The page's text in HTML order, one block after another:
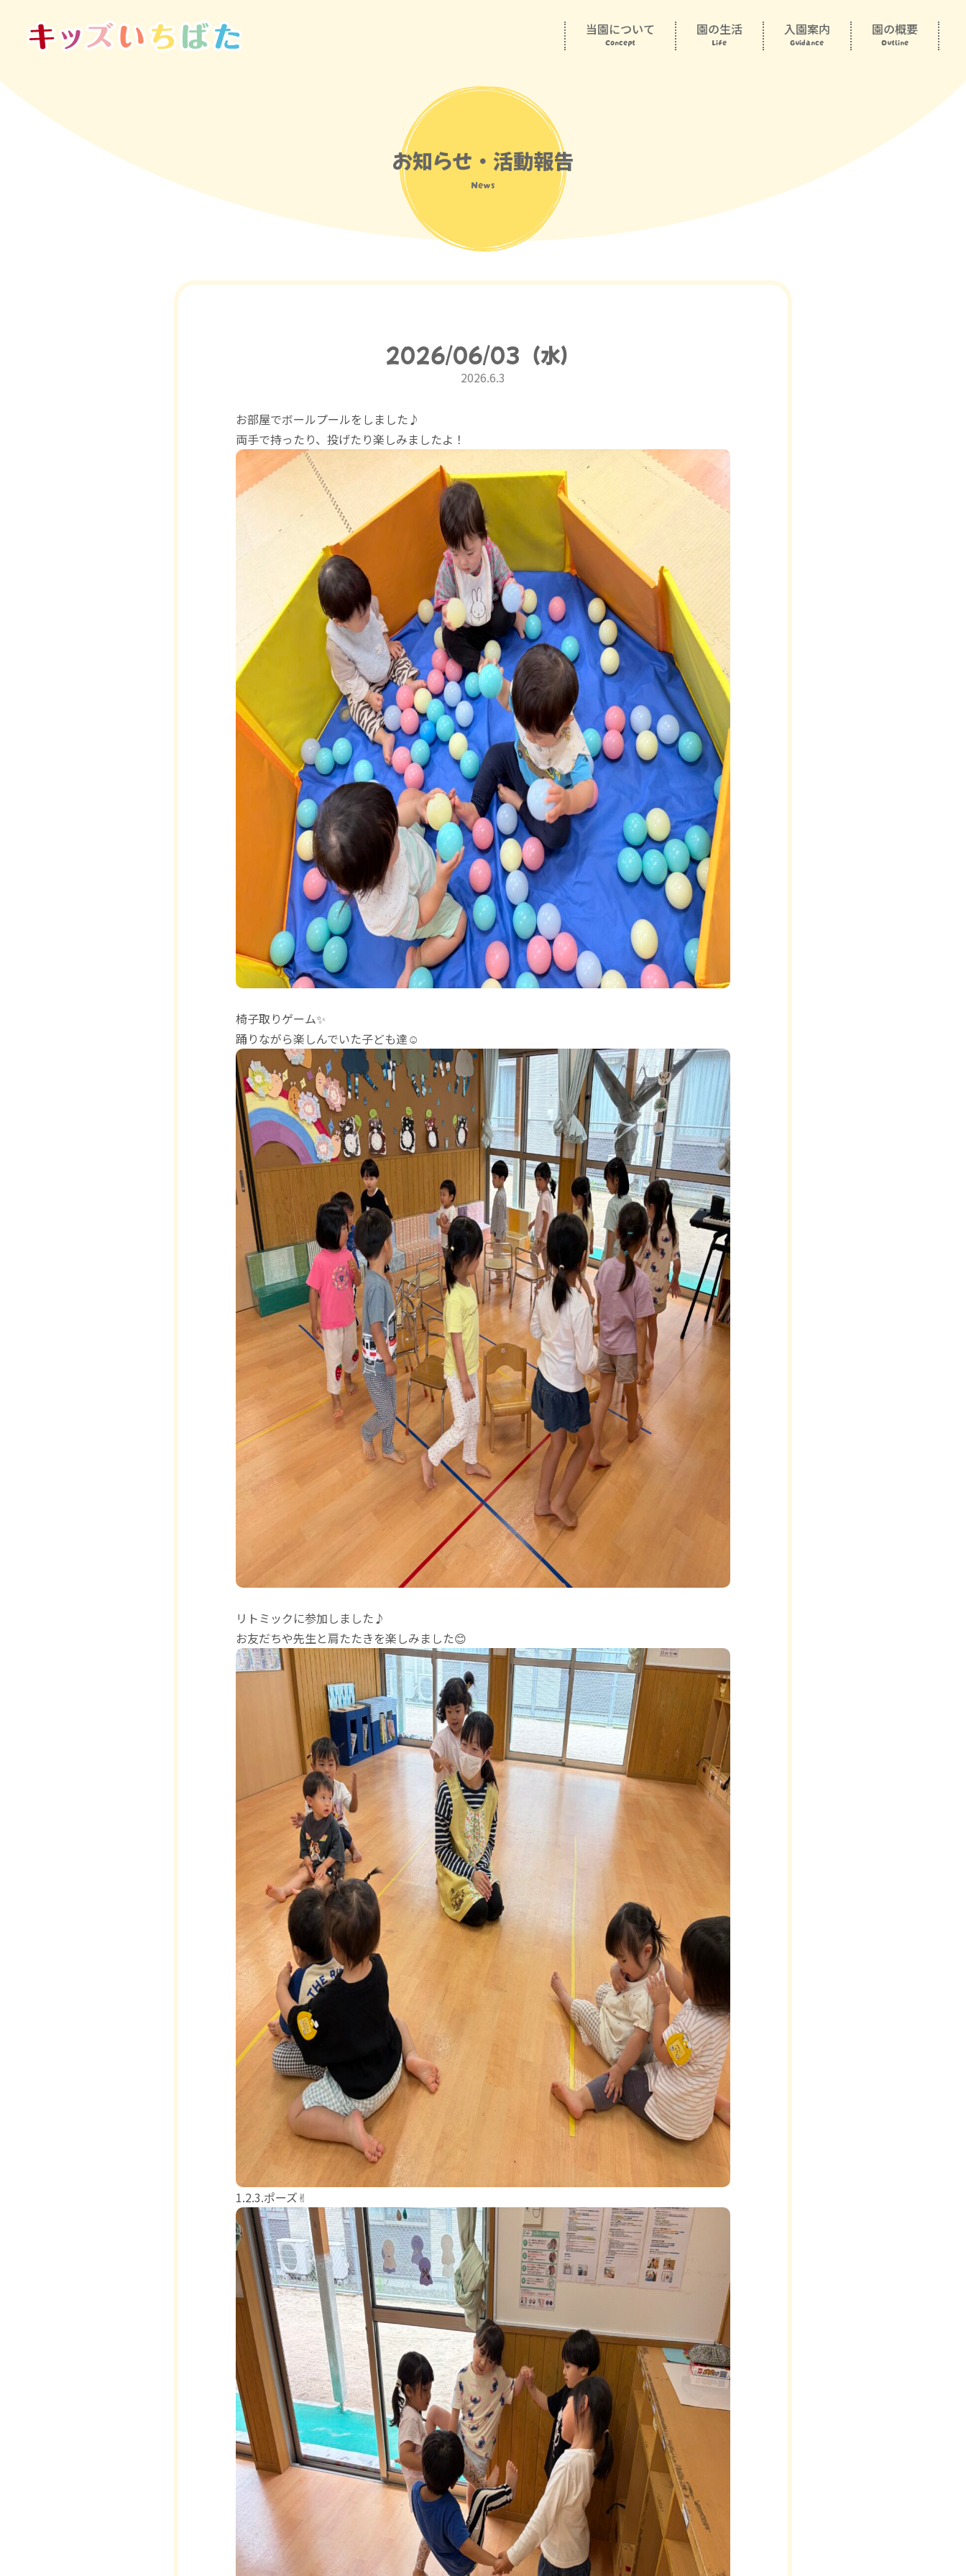
当園について
Concept
園の生活
Life
入園案内
Guidance
園の概要
Outline
お知らせ・活動報告
News
2026/06/03（水）
2026.6.3
お部屋でボールプールをしました♪
両手で持ったり、投げたり楽しみましたよ！
椅子取りゲーム✨
踊りながら楽しんでいた子ども達☺️
リトミックに参加しました♪
お友だちや先生と肩たたきを楽しみました😊
1.2.3.ポーズ✌︎